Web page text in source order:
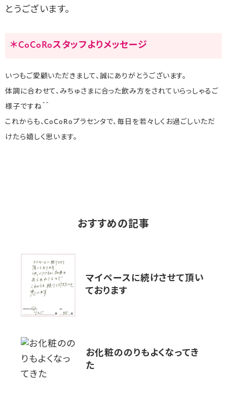
とうございます。
＊CoCoRoスタッフよりメッセージ
いつもご愛顧いただきまして、誠にありがとうございます。
体調に合わせて、みちゅさまに合った飲み方をされていらっしゃるご
様子ですね＾＾
これからも、CoCoRoプラセンタで、毎日を若々しくお過ごしいただ
けたら嬉しく思います。
おすすめの記事
マイペースに続けさせて頂い
ております
お化粧ののりもよくなってき
た